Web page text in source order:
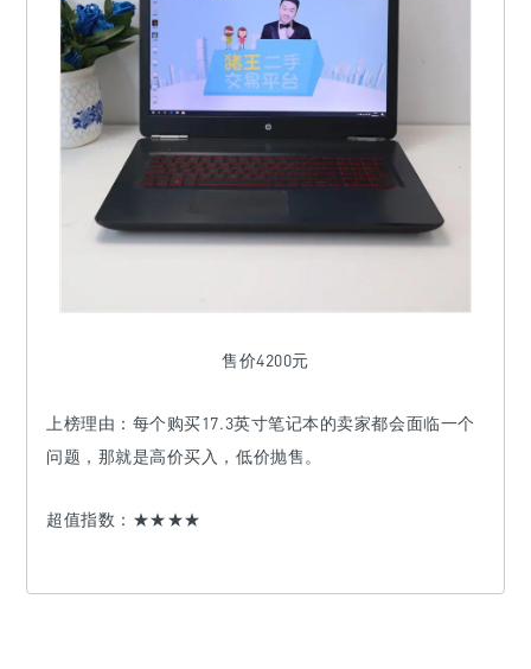
售价4200元
上榜理由： 每个购买17.3英寸笔记本的卖家都会面临一个
问题，那就是高价买入，低价抛售。
超值指数：★★★★